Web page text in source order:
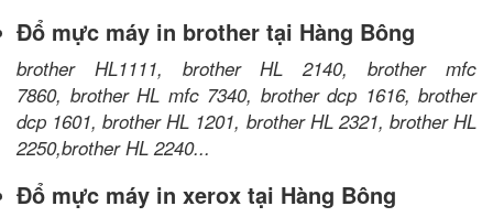
Đổ mực máy in brother tại Hàng Bông
brother HL1111, brother HL 2140, brother mfc
7860, brother HL mfc 7340, brother dcp 1616, brother
dcp 1601, brother HL 1201, brother HL 2321, brother HL
2250,brother HL 2240...
Đổ mực máy in xerox tại Hàng Bông